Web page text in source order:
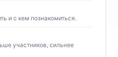
и с кем познакомиться.
участников, сильнее